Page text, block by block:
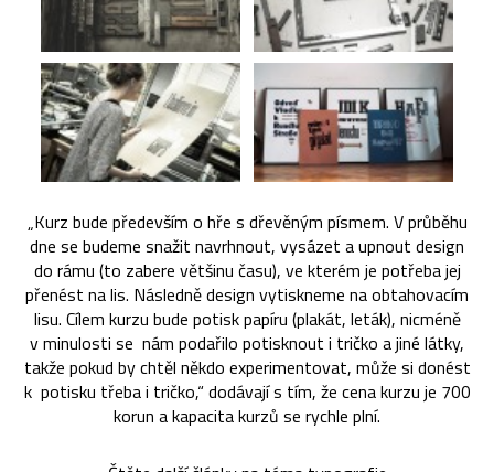
„Kurz bude především o hře s dřevěným písmem. V průběhu
dne se budeme snažit navrhnout, vysázet a upnout design
do rámu (to zabere většinu času), ve kterém je potřeba jej
přenést na lis. Následně design vytiskneme na obtahovacím
lisu. Cílem kurzu bude potisk papíru (plakát, leták), nicméně
v minulosti se nám podařilo potisknout i tričko a jiné látky,
takže pokud by chtěl někdo experimentovat, může si donést
k potisku třeba i tričko,“ dodávají s tím, že cena kurzu je 700
korun a kapacita kurzů se rychle plní.